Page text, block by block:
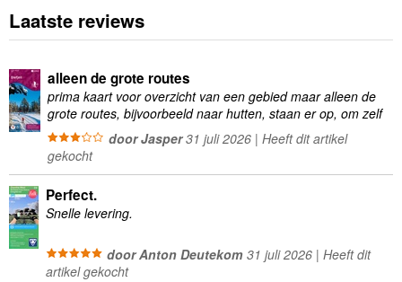
Laatste reviews
alleen de grote routes
prima kaart voor overzicht van een gebied maar alleen de
grote routes, bijvoorbeeld naar hutten, staan er op, om zelf
wandelingen te plannen minder geschikt
door Jasper31 juli 2026 | Heeft dit artikel
gekocht
Perfect.
Snelle levering.
door Anton Deutekom31 juli 2026 | Heeft dit
artikel gekocht